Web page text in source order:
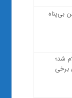
بی‌پناه
شد؛
برخی